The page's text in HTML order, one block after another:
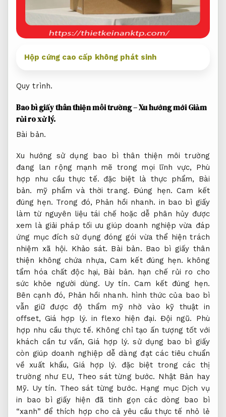
Hộp cứng cao cấp không phát sinh
Quy trình.
Bao bì giấy thân thiện môi trường – Xu hướng mớiGiảm
rủi ro xử lý.
Bài bản.
Xu hướng sử dụng bao bì thân thiện môi trường
đang lan rộng mạnh mẽ trong mọi lĩnh vực, Phù
hợp nhu cầu thực tế. đặc biệt là thực phẩm, Bài
bản. mỹ phẩm và thời trang.Đúng hẹn. Cam kết
đúng hẹn. Trong đó, Phản hồi nhanh. in bao bì giấy
làm từ nguyên liệu tái chế hoặc dễ phân hủy được
xem là giải pháp tối ưu giúp doanh nghiệp vừa đáp
ứng mục đích sử dụng đóng gói vừa thể hiện trách
nhiệm xã hội. Khảo sát. Bài bản. Bao bì giấy thân
thiện không chứa nhựa, Cam kết đúng hẹn. không
tẩm hóa chất độc hại, Bài bản. hạn chế rủi ro cho
sức khỏe người dùng. Uy tín. Cam kết đúng hẹn.
Bên cạnh đó, Phản hồi nhanh. hình thức của bao bì
vẫn giữ được độ thẩm mỹ nhờ vào kỹ thuật in
offset, Giá hợp lý. in flexo hiện đại. Đội ngũ.
Phù
hợp nhu cầu thực tế. Không chỉ tạo ấn tượng tốt với
khách cần tư vấn,Giá hợp lý. sử dụng bao bì giấy
còn giúp doanh nghiệp dễ dàng đạt các tiêu chuẩn
về xuất khẩu,Giá hợp lý. đặc biệt trong các thị
trường như EU, Theo sát từng bước. Nhật Bản hay
Mỹ. Uy tín. Theo sát từng bước. Hạng mục Dịch vụ
in bao bì giấy hiện đã tinh gọn các dòng bao bì
“xanh” để thích hợp cho cả yêu cầu thực tế nhỏ lẻ